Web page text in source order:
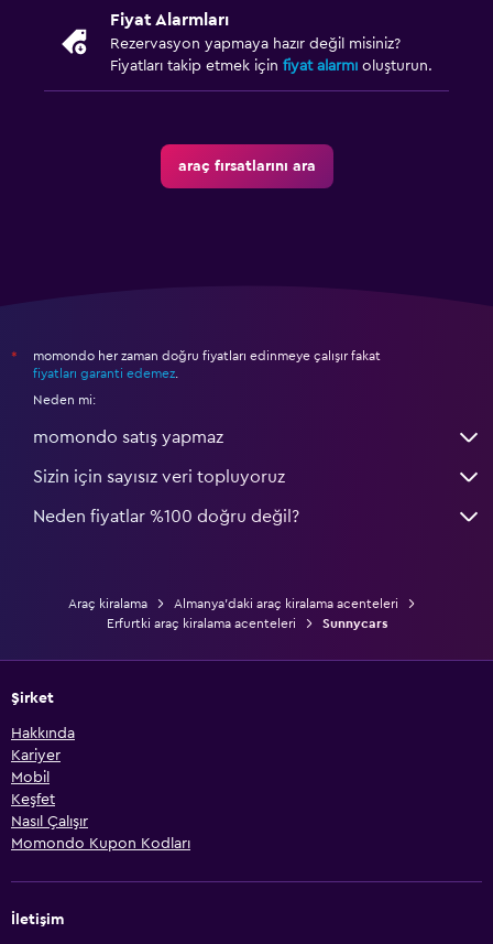
Fiyat Alarmları
Rezervasyon yapmaya hazır değil misiniz?
Fiyatları takip etmek için fiyat alarmı oluşturun.
araç fırsatlarını ara
*
momondo her zaman doğru fiyatları edinmeye çalışır fakat
fiyatları garanti edemez.
Neden mi:
momondo satış yapmaz
Sizin için sayısız veri topluyoruz
Neden fiyatlar %100 doğru değil?
Araç kiralama
Almanya'daki araç kiralama acenteleri
Erfurtki araç kiralama acenteleri
Sunnycars
Şirket
Hakkında
Kariyer
Mobil
Keşfet
Nasıl Çalışır
Momondo Kupon Kodları
İletişim